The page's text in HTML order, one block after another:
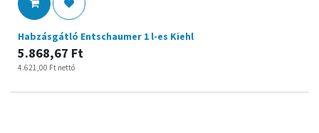
Habzásgátló Entschaumer 1 l-es Kiehl
5.868,67 Ft
4.621,00 Ft nettó